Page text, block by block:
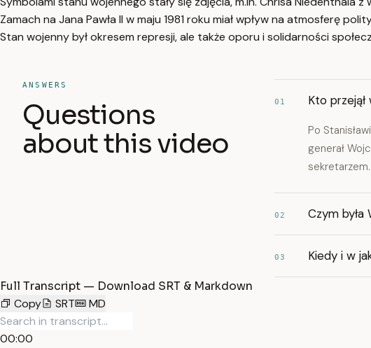
Zamach na Jana Pawła II w maju 1981 roku miał wpływ na atmosferę
Stan wojenny był okresem represji, ale także oporu i solidarności
ANSWERS
Questions
about this video
01 Kto przejął
Po
generał
sekretarzem.
02 Czym była
03 Kiedy i w
Full Transcript — Download SRT & Markdown
Copy
SRT MD
00:00